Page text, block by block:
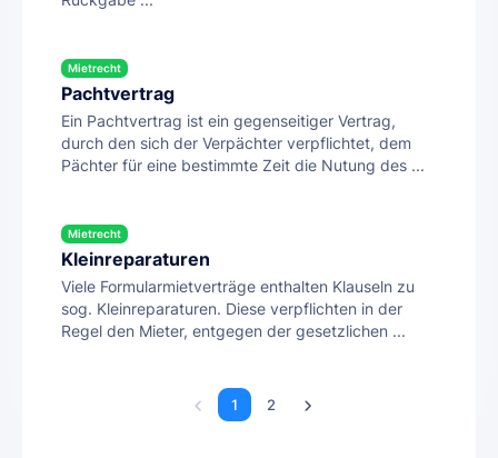
Mietrecht
Pachtvertrag
Ein Pachtvertrag ist ein gegenseitiger Vertrag,
durch den sich der Verpächter verpflichtet, dem
Pächter für eine bestimmte Zeit die Nutung des ...
Mietrecht
Kleinreparaturen
Viele Formularmietverträge enthalten Klauseln zu
sog. Kleinreparaturen. Diese verpflichten in der
Regel den Mieter, entgegen der gesetzlichen ...
1 2